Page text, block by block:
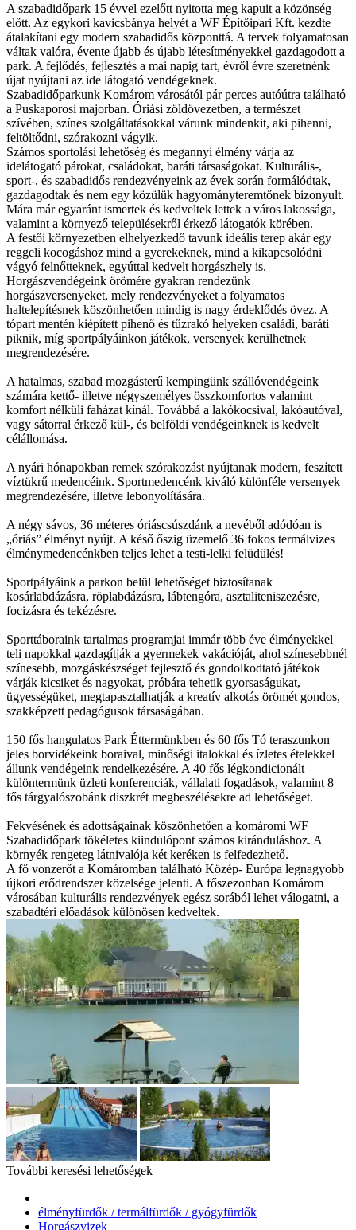
A szabadidőpark 15 évvel ezelőtt nyitotta meg kapuit a közönség
előtt. Az egykori kavicsbánya helyét a WF Építőipari Kft. kezdte
átalakítani egy modern szabadidős központtá. A tervek folyamatosan
váltak valóra, évente újabb és újabb létesítményekkel gazdagodott a
park. A fejlődés, fejlesztés a mai napig tart, évről évre szeretnénk
újat nyújtani az ide látogató vendégeknek.
Szabadidőparkunk Komárom városától pár perces autóútra található
a Puskaporosi majorban. Óriási zöldövezetben, a természet
szívében, színes szolgáltatásokkal várunk mindenkit, aki pihenni,
feltöltődni, szórakozni vágyik.
Számos sportolási lehetőség és megannyi élmény várja az
idelátogató párokat, családokat, baráti társaságokat. Kulturális-,
sport-, és szabadidős rendezvényeink az évek során formálódtak,
gazdagodtak és nem egy közülük hagyományteremtőnek bizonyult.
Mára már egyaránt ismertek és kedveltek lettek a város lakossága,
valamint a környező településekről érkező látogatók körében.
A festői környezetben elhelyezkedő tavunk ideális terep akár egy
reggeli kocogáshoz mind a gyerekeknek, mind a kikapcsolódni
vágyó felnőtteknek, egyúttal kedvelt horgászhely is.
Horgászvendégeink örömére gyakran rendezünk
horgászversenyeket, mely rendezvényeket a folyamatos
haltelepítésnek köszönhetően mindig is nagy érdeklődés övez. A
tópart mentén kiépített pihenő és tűzrakó helyeken családi, baráti
piknik, míg sportpályáinkon játékok, versenyek kerülhetnek
megrendezésére.
A hatalmas, szabad mozgásterű kempingünk szállóvendégeink
számára kettő- illetve négyszemélyes összkomfortos valamint
komfort nélküli faházat kínál. Továbbá a lakókocsival, lakóautóval,
vagy sátorral érkező kül-, és belföldi vendégeinknek is kedvelt
célállomása.
A nyári hónapokban remek szórakozást nyújtanak modern, feszített
víztükrű medencéink. Sportmedencénk kiváló különféle versenyek
megrendezésére, illetve lebonyolítására.
A négy sávos, 36 méteres óriáscsúszdánk a nevéből adódóan is
„óriás” élményt nyújt. A késő őszig üzemelő 36 fokos termálvizes
élménymedencénkben teljes lehet a testi-lelki felüdülés!
Sportpályáink a parkon belül lehetőséget biztosítanak
kosárlabdázásra, röplabdázásra, lábtengóra, asztaliteniszezésre,
focizásra és tekézésre.
Sporttáboraink tartalmas programjai immár több éve élményekkel
teli napokkal gazdagítják a gyermekek vakációját, ahol színesebbnél
színesebb, mozgáskészséget fejlesztő és gondolkodtató játékok
várják kicsiket és nagyokat, próbára tehetik gyorsaságukat,
ügyességüket, megtapasztalhatják a kreatív alkotás örömét gondos,
szakképzett pedagógusok társaságában.
150 fős hangulatos Park Éttermünkben és 60 fős Tó teraszunkon
jeles borvidékeink boraival, minőségi italokkal és ízletes ételekkel
állunk vendégeink rendelkezésére. A 40 fős légkondicionált
különtermünk üzleti konferenciák, vállalati fogadások, valamint 8
fős tárgyalószobánk diszkrét megbeszélésekre ad lehetőséget.
Fekvésének és adottságainak köszönhetően a komáromi WF
Szabadidőpark tökéletes kiindulópont számos kiránduláshoz. A
környék rengeteg látnivalója két keréken is felfedezhető.
A fő vonzerőt a Komáromban található Közép- Európa legnagyobb
újkori erődrendszer közelsége jelenti. A főszezonban Komárom
városában kulturális rendezvények egész sorából lehet válogatni, a
szabadtéri előadások különösen kedveltek.
További keresési lehetőségek
élményfürdők / termálfürdők / gyógyfürdők
Horgászvizek